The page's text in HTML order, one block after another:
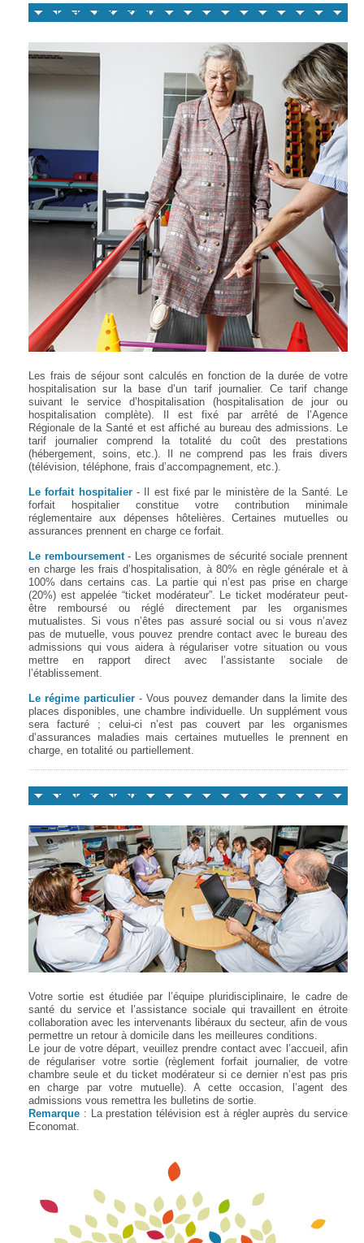
Frais de séjour
Les frais de séjour sont calculés en fonction de la durée de votre
hospitalisation sur la base d’un tarif journalier. Ce tarif change
suivant le service d’hospitalisation (hospitalisation de jour ou
hospitalisation complète). Il est fixé par arrêté de l’Agence
Régionale de la Santé et est affiché au bureau des admissions. Le
tarif journalier comprend la totalité du coût des prestations
(hébergement, soins, etc.). Il ne comprend pas les frais divers
(télévision, téléphone, frais d’accompagnement, etc.).
Le forfait hospitalier - Il est fixé par le ministère de la Santé. Le
forfait hospitalier constitue votre contribution minimale
réglementaire aux dépenses hôtelières. Certaines mutuelles ou
assurances prennent en charge ce forfait.
Le remboursement- Les organismes de sécurité sociale prennent
en charge les frais d’hospitalisation, à 80% en règle générale et à
100% dans certains cas. La partie qui n’est pas prise en charge
(20%) est appelée “ticket modérateur”. Le ticket modérateur peut-
être remboursé ou réglé directement par les organismes
mutualistes. Si vous n’êtes pas assuré social ou si vous n’avez
pas de mutuelle, vous pouvez prendre contact avec le bureau des
admissions qui vous aidera à régulariser votre situation ou vous
mettre en rapport direct avec l’assistante sociale de
l’établissement.
Le régime particulier - Vous pouvez demander dans la limite des
places disponibles, une chambre individuelle. Un supplément vous
sera facturé ; celui-ci n’est pas couvert par les organismes
d’assurances maladies mais certaines mutuelles le prennent en
charge, en totalité ou partiellement.
Votre sortie
Votre sortie est étudiée par l’équipe pluridisciplinaire, le cadre de
santé du service et l’assistance sociale qui travaillent en étroite
collaboration avec les intervenants libéraux du secteur, afin de vous
permettre un retour à domicile dans les meilleures conditions.
Le jour de votre départ, veuillez prendre contact avec l’accueil, afin
de régulariser votre sortie (règlement forfait journalier, de votre
chambre seule et du ticket modérateur si ce dernier n’est pas pris
en charge par votre mutuelle). A cette occasion, l’agent des
admissions vous remettra les bulletins de sortie.
Remarque : La prestation télévision est à régler auprès du service
Economat.